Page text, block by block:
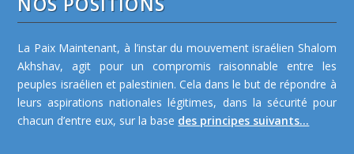
La Paix Maintenant, à l’instar du mouvement israélien Shalom
Akhshav, agit pour un compromis raisonnable entre les
peuples israélien et palestinien. Cela dans le but de répondre à
leurs aspirations nationales légitimes, dans la sécurité pour
chacun d’entre eux, sur la base des principes suivants...